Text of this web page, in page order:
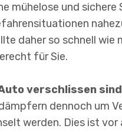
und sichere
daher so schnell wie
für Sie.
verschlissen sind
dennoch um
werden. Dies ist